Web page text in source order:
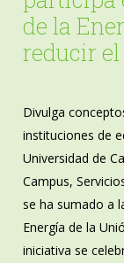
de la
reducir
Divulga
instituciones de
Universidad de
Campus,
se ha sumado a
Energía de la
iniciativa se